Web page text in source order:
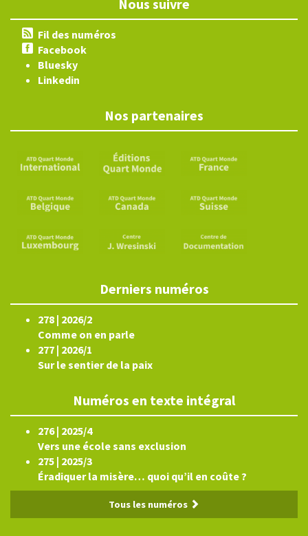
Nous suivre
Fil des numéros
Facebook
Bluesky
Linkedin
Nos partenaires
Derniers numéros
278 | 2026/2
Comme on en parle
277 | 2026/1
Sur le sentier de la paix
Numéros en texte intégral
276 | 2025/4
Vers une école sans exclusion
275 | 2025/3
Éradiquer la misère… quoi qu’il en coûte ?
Tous les numéros